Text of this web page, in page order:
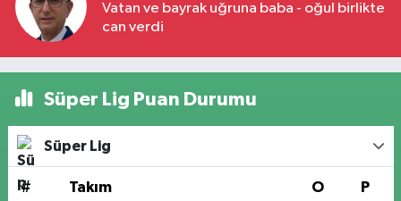
Vatan ve bayrak uğruna baba - oğul birlikte
can verdi
Süper Lig Puan Durumu
Süper Lig
# Takım O P